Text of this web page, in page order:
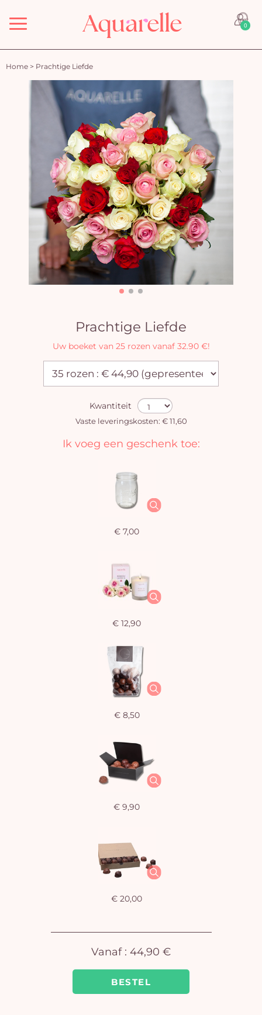
Menu 0
Home > Prachtige Liefde
Prachtige Liefde
Uw boeket van 25 rozen vanaf 32.90 €!
Kwantiteit
Vaste leveringskosten: € 11,60
BESTEL
Ik voeg een geschenk toe:
€ 7,00
€ 12,90
€ 8,50
€ 9,90
€ 20,00
Vanaf : 44,90 €